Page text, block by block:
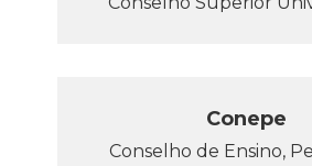
Conepe
Conselho de Ensino,